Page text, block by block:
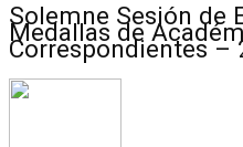
Solemne Sesión de
Medallas de
Correspondientes –